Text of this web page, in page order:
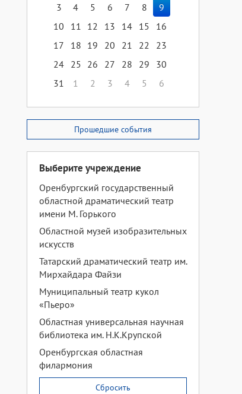
3
4 5 6 7 8
9
10
11 12 13 14 15
16
17
18 19 20 21 22
23
24 25 26 27 28 29
30
31
1 2 3 4 5 6
Прошедшие события
Выберите учреждение
Оренбургский государственный
областной драматический театр
имени М. Горького
Областной музей изобразительных
искусств
Татарский драматический театр им.
Мирхайдара Файзи
Муниципальный театр кукол
«Пьеро»
Областная универсальная научная
библиотека им. Н.К.Крупской
Оренбургская областная
филармония
Сбросить